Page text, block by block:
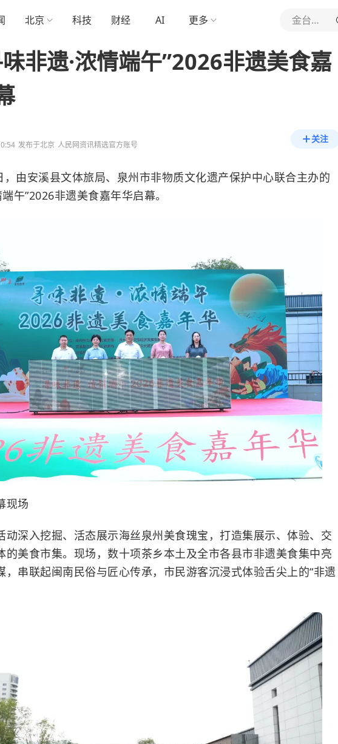
北京 科技 财经 AI 更多 金台资讯
非遗·浓情端午”2026非遗美食嘉
发布于北京 人民网资讯精选官方账号
关注
，由安溪县文体旅局、泉州市非物质文化遗产保护中心联合主办的
午”2026非遗美食嘉年华启幕。
现场
动深入挖掘、活态展示海丝泉州美食瑰宝，打造集展示、体验、交
的美食市集。现场，数十项茶乡本土及全市各县市非遗美食集中亮
，串联起闽南民俗与匠心传承，市民游客沉浸式体验舌尖上的“非遗